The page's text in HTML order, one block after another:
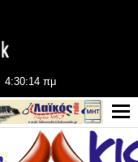
4:30:14 πμ